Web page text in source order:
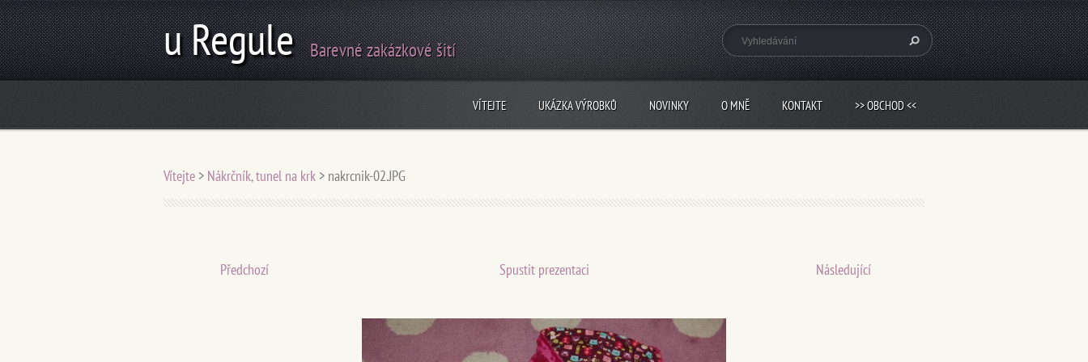
u Regule Barevné zakázkové šití
VÍTEJTE UKÁZKA VÝROBKŮ NOVINKY O MNĚ KONTAKT >> OBCHOD <<
Vítejte > Nákrčník, tunel na krk > nakrcnik-02.JPG
Předchozí Spustit prezentaci Následující